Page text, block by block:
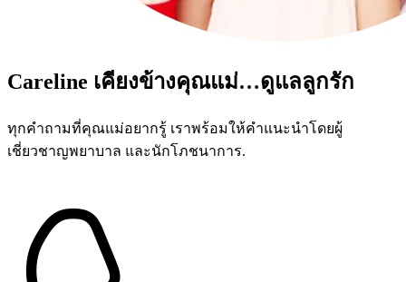
Careline เคียงข้างคุณแม่…ดูแลลูกรัก
ทุกคำถามที่คุณแม่อยากรู้ เราพร้อมให้คำแนะนำโดยผู้
เชี่ยวชาญพยาบาล และนักโภชนาการ.